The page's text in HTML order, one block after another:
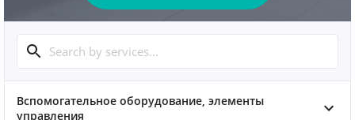
Вспомогательное оборудование, элементы
управления